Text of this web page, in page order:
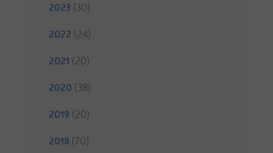
2023 (30)
2022 (24)
2021 (20)
2020 (38)
2019 (20)
2018 (70)